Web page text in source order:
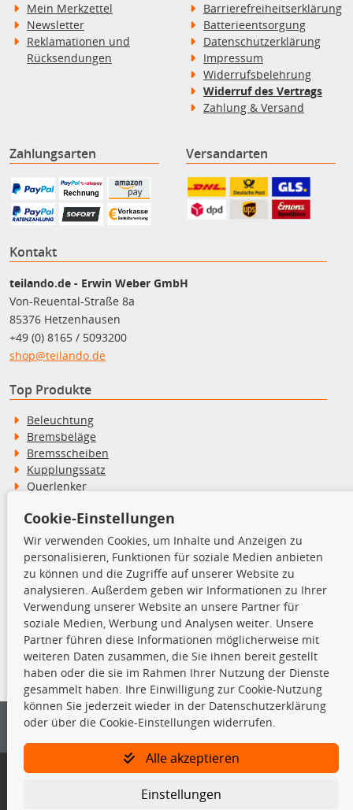
Mein Merkzettel
Newsletter
Reklamationen und
Rücksendungen
Barrierefreiheitserklärung
Batterieentsorgung
Datenschutzerklärung
Impressum
Widerrufsbelehrung
Widerruf des Vertrags
Zahlung & Versand
Zahlungsarten Versandarten
Kontakt
teilando.de - Erwin Weber GmbH
Von-Reuental-Straße 8a
85376 Hetzenhausen
+49 (0) 8165 / 5093200
shop@teilando.de
Top Produkte
Beleuchtung
Bremsbeläge
Bremsscheiben
Kupplungssatz
Querlenker
Stoßdämpfer
TecDoc Inside
Die hier angezeigten Daten insbesondere die gesamte Datenbank dürfen
nicht kopiert werden.
Es ist zu unterlassen, die Daten oder die gesamte Datenbank ohne
vorherige Zustimmung von TecDoc zu vervielfältigen, zu verbreiten
und/oder diese Handlungen durch Dritte ausführen zu lassen. Ein
Bitte prüfen Sie, ob das über unseren Onlineshop identifizierte Ersatzteil
Gegebenenfalls sind ergänzende Informationen notwendig, um
Cookie-Einstellungen
Wir verwenden Cookies, um Inhalte und Anzeigen zu
personalisieren, Funktionen für soziale Medien anbieten
zu können und die Zugriffe auf unserer Website zu
analysieren. Außerdem geben wir Informationen zu Ihrer
Verwendung unserer Website an unsere Partner für
soziale Medien, Werbung und Analysen weiter. Unsere
Partner führen diese Informationen möglicherweise mit
weiteren Daten zusammen, die Sie ihnen bereit gestellt
haben oder die sie im Rahmen Ihrer Nutzung der Dienste
gesammelt haben. Ihre Einwilligung zur Cookie-Nutzung
können Sie jederzeit wieder in der Datenschutzerklärung
oder über die Cookie-Einstellungen widerrufen.
Alle akzeptieren
Einstellungen